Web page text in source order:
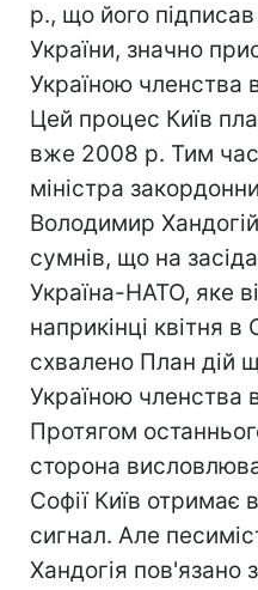
р., що його
України, значно
Україною членства в
Цей процес Київ
вже 2008 р. Тим
міністра
Володимир
сумнів, що на
Україна-НАТО, яке
наприкінці квітня в
схвалено План дій
Україною членства
Протягом
сторона
Софії Київ отримає
сигнал. Але
Хандогія пов'язано